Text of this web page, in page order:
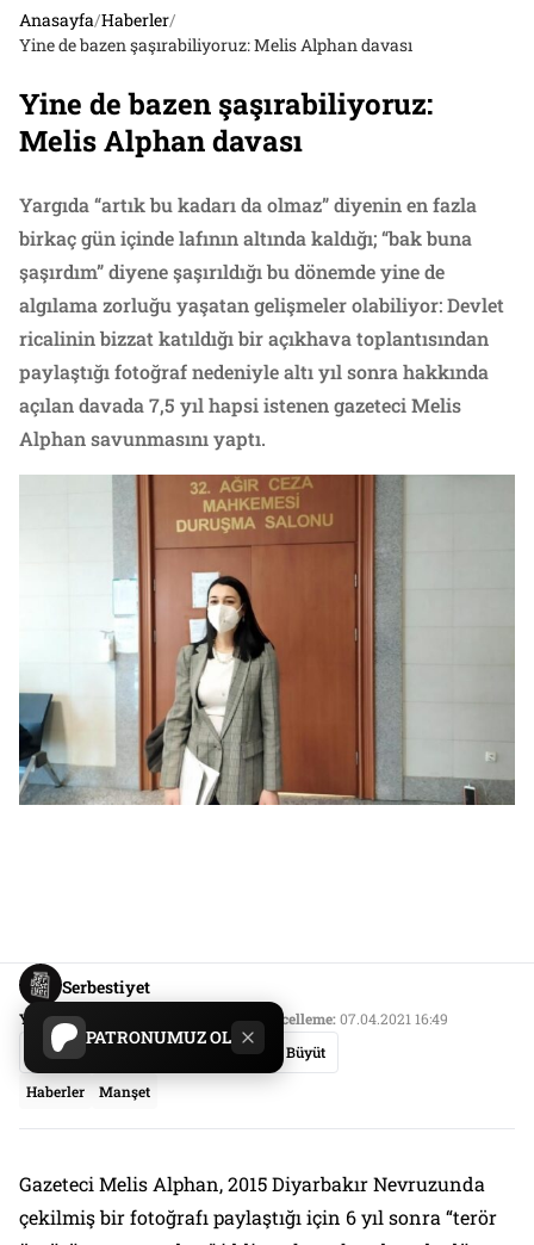
PATRONUMUZ OL
Anasayfa/Haberler/
Yine de bazen şaşırabiliyoruz: Melis Alphan davası
Yine de bazen şaşırabiliyoruz:
Melis Alphan davası
Yargıda “artık bu kadarı da olmaz” diyenin en fazla
birkaç gün içinde lafının altında kaldığı; “bak buna
şaşırdım” diyene şaşırıldığı bu dönemde yine de
algılama zorluğu yaşatan gelişmeler olabiliyor: Devlet
ricalinin bizzat katıldığı bir açıkhava toplantısından
paylaştığı fotoğraf nedeniyle altı yıl sonra hakkında
açılan davada 7,5 yıl hapsi istenen gazeteci Melis
Alphan savunmasını yaptı.
Serbestiyet
Yayın Tarihi: Son Güncelleme:07.04.2021 16:49
Paylaş
Yazıyı Büyüt
Haberler Manşet
Gazeteci Melis Alphan, 2015 Diyarbakır Nevruzunda
çekilmiş bir fotoğrafı paylaştığı için 6 yıl sonra “terör